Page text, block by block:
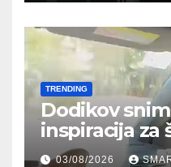
TRENDING
Dodikov
inspiracija za
kroz parodiju
03/08/2026